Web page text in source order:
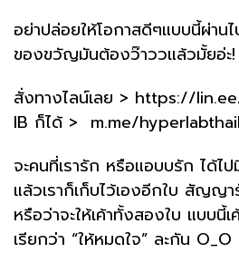
อย่าปล่อยให้โอกาสดีๆแบบนี้ผ่า
ของขวัญมันต้องว๊าววแล้วมั้ยอ่ะ!
สั่งทางไลน์เลย > https://
IB ก็ได้ > m.me/
จะคนที่เรารัก หรือแอบบรัก ได้ไ
แล้วเราก็เก็บไว้เองอีกใบ สัญญ
หรือว่าจะให้เค้าทั้งสองใบ แบบนี้เ
เรียกว่า “ให้หมดใจ” ละกัน O_O